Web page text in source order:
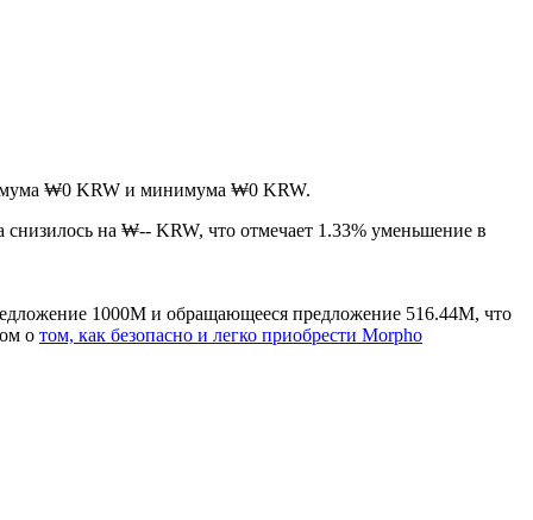
₩0 KRW и минимума ₩0 KRW.
снизилось на ₩-- KRW, что отмечает 1.33% уменьшение в
1000M и обращающееся предложение 516.44M, что
о том, как безопасно и легко приобрести Morpho